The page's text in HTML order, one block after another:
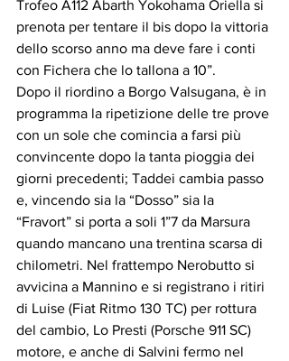
Trofeo A112 Abarth Yokohama Oriella si
prenota per tentare il bis dopo la vittoria
dello scorso anno ma deve fare i conti
con Fichera che lo tallona a 10”.
Dopo il riordino a Borgo Valsugana, è in
programma la ripetizione delle tre prove
con un sole che comincia a farsi più
convincente dopo la tanta pioggia dei
giorni precedenti; Taddei cambia passo
e, vincendo sia la “Dosso” sia la
“Fravort” si porta a soli 1”7 da Marsura
quando mancano una trentina scarsa di
chilometri. Nel frattempo Nerobutto si
avvicina a Mannino e si registrano i ritiri
di Luise (Fiat Ritmo 130 TC) per rottura
del cambio, Lo Presti (Porsche 911 SC)
motore, e anche di Salvini fermo nel